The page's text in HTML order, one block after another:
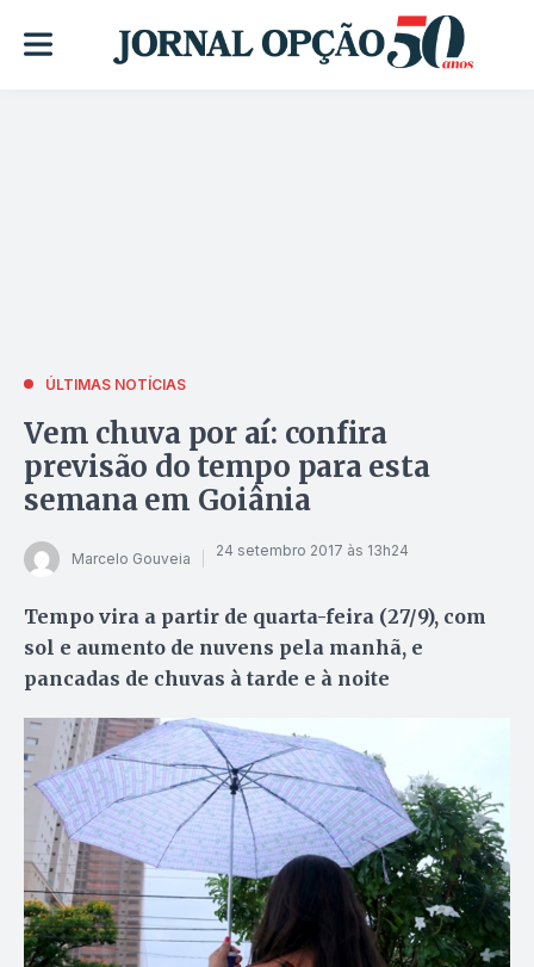
ÚLTIMAS NOTÍCIAS
Vem chuva por aí: confira
previsão do tempo para esta
semana em Goiânia
Marcelo Gouveia 24 setembro 2017 às 13h24
Tempo vira a partir de quarta-feira (27/9), com
sol e aumento de nuvens pela manhã, e
pancadas de chuvas à tarde e à noite